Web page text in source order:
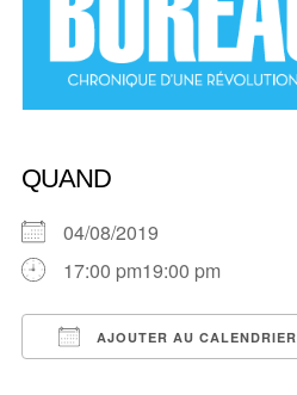
QUAND
04/08/2019
17:00 pm19:00 pm
AJOUTER AU CALENDRIER